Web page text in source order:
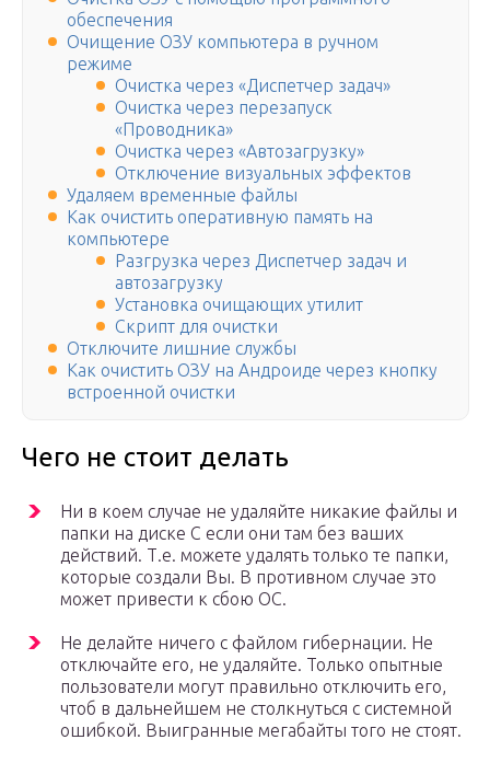
обеспечения
Очищение ОЗУ компьютера в ручном
режиме
Очистка через «Диспетчер задач»
Очистка через перезапуск
«Проводника»
Очистка через «Автозагрузку»
Отключение визуальных эффектов
Удаляем временные файлы
Как очистить оперативную память на
компьютере
Разгрузка через Диспетчер задач и
автозагрузку
Установка очищающих утилит
Скрипт для очистки
Отключите лишние службы
Как очистить ОЗУ на Андроиде через кнопку
встроенной очистки
Чего не стоит делать
Ни в коем случае не удаляйте никакие файлы и
папки на диске C если они там без ваших
действий. Т.е. можете удалять только те папки,
которые создали Вы. В противном случае это
может привести к сбою ОС.
Не делайте ничего с файлом гибернации. Не
отключайте его, не удаляйте. Только опытные
пользователи могут правильно отключить его,
чтоб в дальнейшем не столкнуться с системной
ошибкой. Выигранные мегабайты того не стоят.